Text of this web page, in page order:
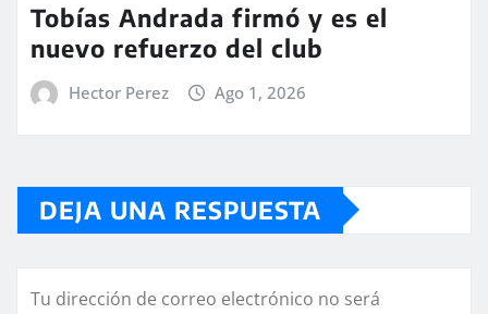
Tobías Andrada firmó y es el
nuevo refuerzo del club
Hector Perez Ago 1, 2026
DEJA UNA RESPUESTA
Tu dirección de correo electrónico no será